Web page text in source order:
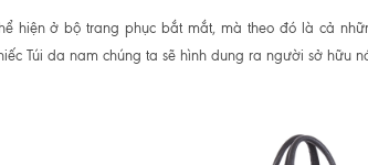
hiện ở bộ trang phục bắt mắt, mà theo đó là cả
Túi da nam chúng ta sẽ hình dung ra người sở hữu